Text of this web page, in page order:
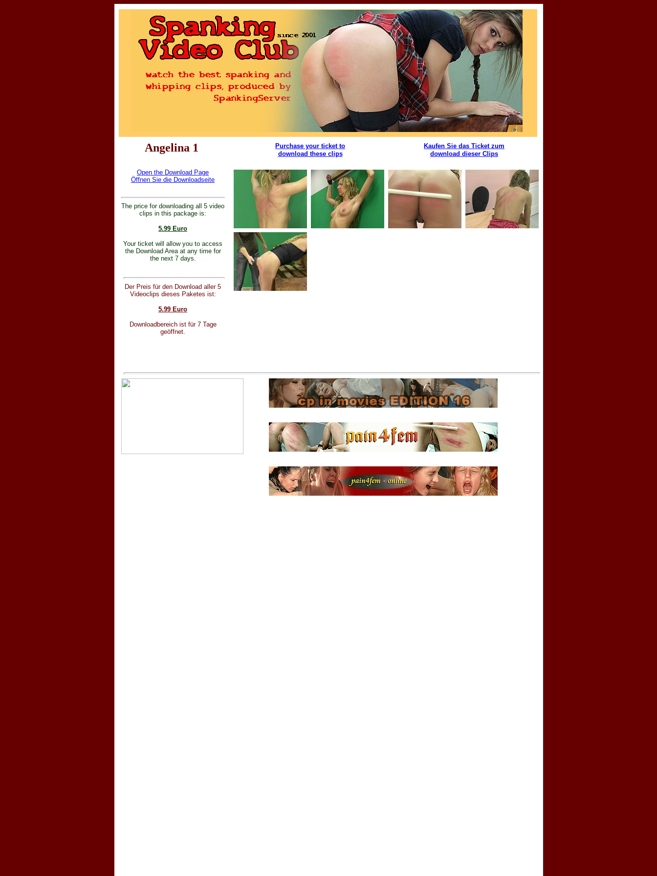
Angelina 1
Purchase your ticket to
download these clips
Kaufen Sie das Ticket zum
download dieser Clips
Open the Download Page
Öffnen Sie die Downloadseite
The price for downloading all 5 video
clips in this package is:
5.99 Euro
Your ticket will allow you to access
the Download Area at any time for
the next 7 days.
Der Preis für den Download aller 5
Videoclips dieses Paketes ist:
5.99 Euro
Downloadbereich ist für 7 Tage
geöffnet.